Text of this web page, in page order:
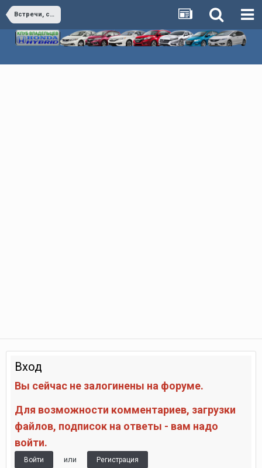
Встречи, события, мероприятия
Вход
Вы сейчас не залогинены на форуме.
Для возможности комментариев, загрузки
файлов, подписок на ответы - вам надо
войти.
Войти или Регистрация